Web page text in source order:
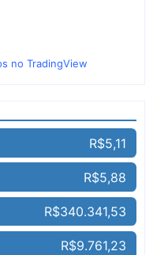
no TradingView
R$5,11
R$5,88
R$340.341,53
R$9.761,23